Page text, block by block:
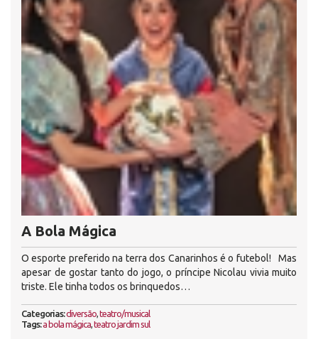
A Bola Mágica
O esporte preferido na terra dos Canarinhos é o futebol! Mas
apesar de gostar tanto do jogo, o príncipe Nicolau vivia muito
triste. Ele tinha todos os brinquedos…
Categorias:diversão,teatro/musical
Tags:a bola mágica,teatro jardim sul